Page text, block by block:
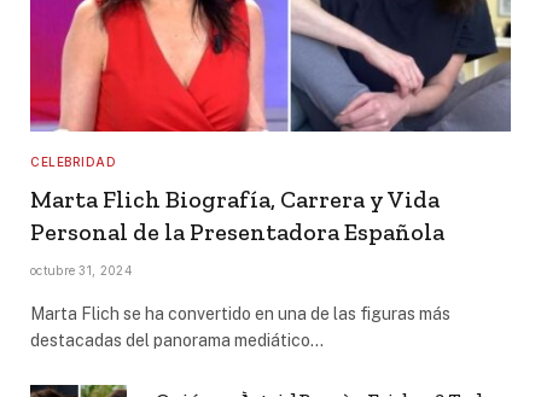
CELEBRIDAD
Marta Flich Biografía, Carrera y Vida
Personal de la Presentadora Española
octubre 31, 2024
Marta Flich se ha convertido en una de las figuras más
destacadas del panorama mediático…